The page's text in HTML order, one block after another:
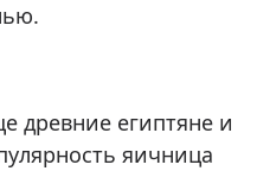
древние египтяне и
яичница